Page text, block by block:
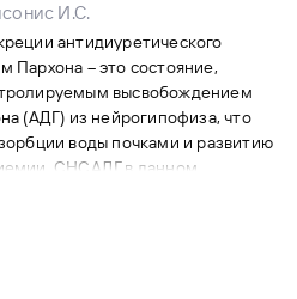
И.С.
антидиуретического
– это состояние,
высвобождением
(АДГ) из нейрогипофиза, что
воды почками и развитию
СНСАДГ в данном
СНСАДГ (0,5–32%)) или как